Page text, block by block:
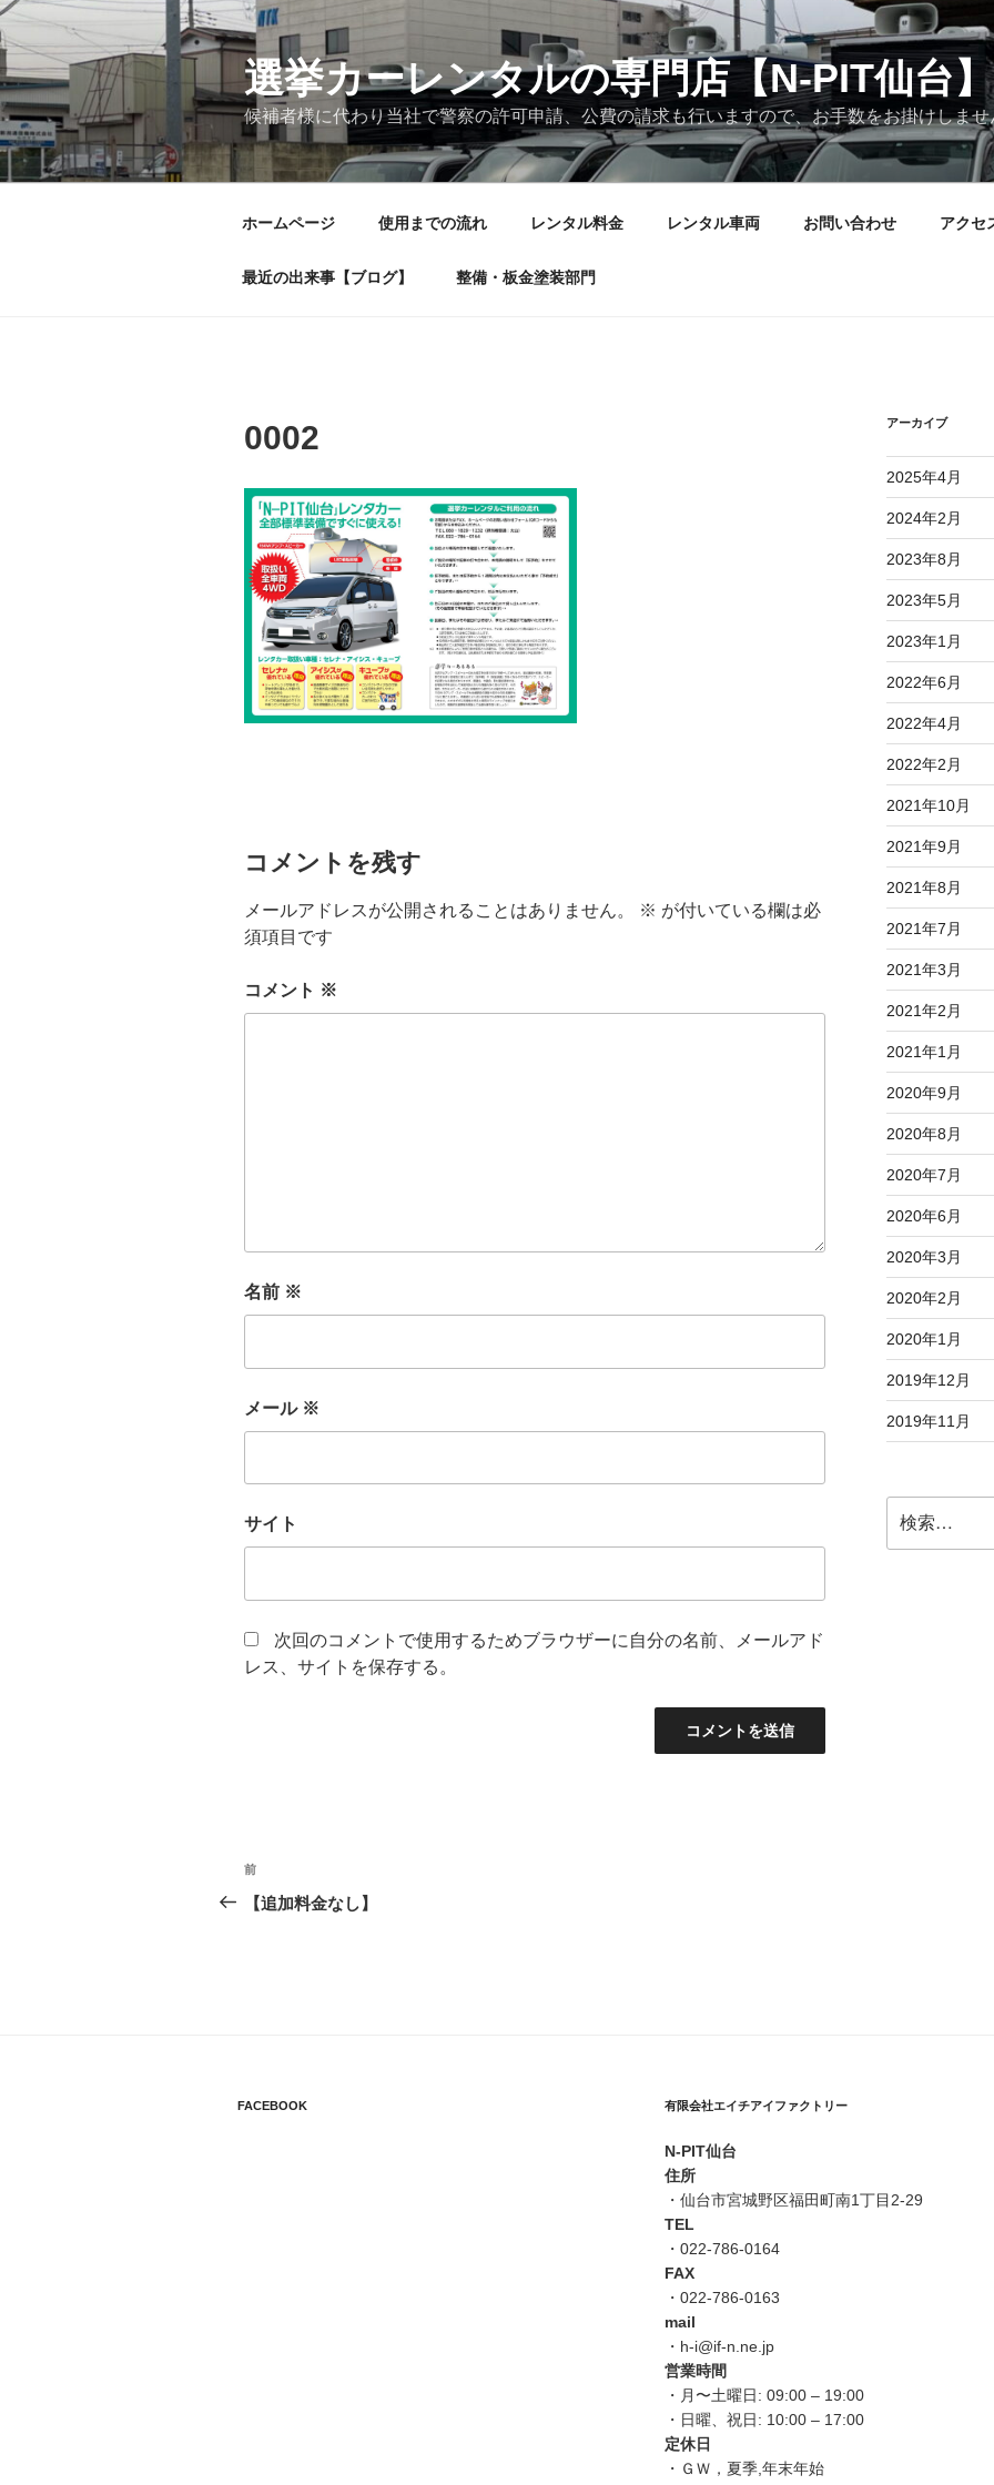
コ
ン
テ
ン
ツ
へ
選挙カーレンタルの専門店【N-PIT仙台】
候補者様に代わり当社で警察の許可申請、公費の請求も行いますので、お手数をお掛けしませ
ホームページ 使用までの流れ レンタル料金 レンタル車両 お問い合わせ アクセ
最近の出来事【ブログ】 整備・板金塗装部門
0002
コメントを残す
メールアドレスが公開されることはありません。 ※ が付いている欄は必
須項目です
コメント ※
名前 ※
メール ※
サイト
次回のコメントで使用するためブラウザーに自分の名前、メールアド
レス、サイトを保存する。
投
稿
シ
前
の
前
【追加料金なし】
アーカイブ
2025年4月
2024年2月
2023年8月
2023年5月
2023年1月
2022年6月
2022年4月
2022年2月
2021年10月
2021年9月
2021年8月
2021年7月
2021年3月
2021年2月
2021年1月
2020年9月
2020年8月
2020年7月
2020年6月
2020年3月
2020年2月
2020年1月
2019年12月
2019年11月
索:
FACEBOOK 有限会社エイチアイファクトリー
N-PIT仙台
住所
・仙台市宮城野区福田町南1丁目2-29
TEL
・022-786-0164
FAX
・022-786-0163
mail
・h-i@if-n.ne.jp
営業時間
・月〜土曜日: 09:00 – 19:00
・日曜、祝日: 10:00 – 17:00
定休日
・ＧＷ，夏季,年末年始